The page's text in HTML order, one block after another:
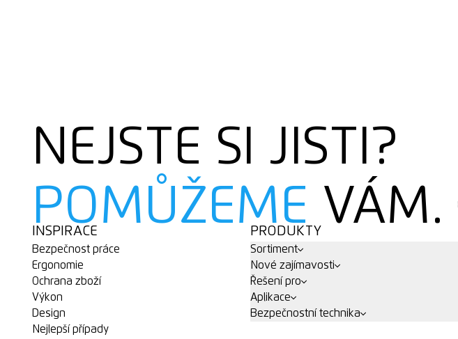
NEJSTE SI JISTI?
POMŮŽEME VÁM.
INSPIRACE
Bezpečnost práce
Ergonomie
Ochrana zboží
Výkon
Design
Nejlepší případy
PRODUKTY
Sortiment
Nové zajímavosti
Řešení pro
Aplikace
Bezpečnostní technika